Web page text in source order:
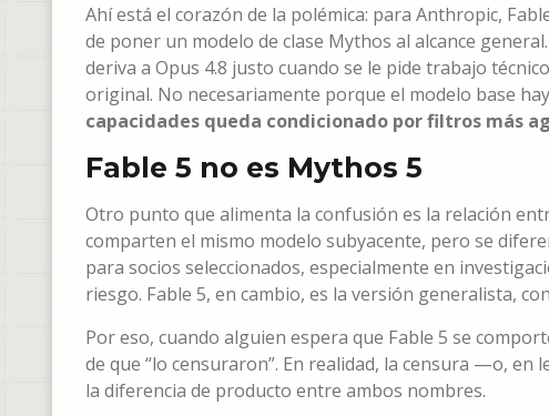
Ahí está el corazón de la polémica: para Anthropic,
de poner un modelo de clase Mythos al alcance
deriva a Opus 4.8 justo cuando se le pide trabajo
original. No necesariamente porque el modelo base
capacidades queda condicionado por filtros más
Fable 5 no es Mythos 5
Otro punto que alimenta la confusión es la relación
comparten el mismo modelo subyacente, pero se
para socios seleccionados, especialmente en
riesgo. Fable 5, en cambio, es la versión generalista,
Por eso, cuando alguien espera que Fable 5 se
de que “lo censuraron”. En realidad, la censura —o,
la diferencia de producto entre ambos nombres.